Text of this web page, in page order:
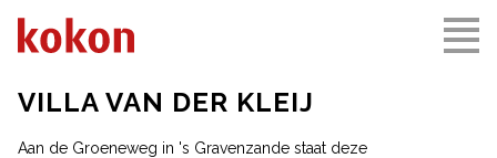
VILLA VAN DER KLEIJ
Aan de Groeneweg in 's Gravenzande staat deze